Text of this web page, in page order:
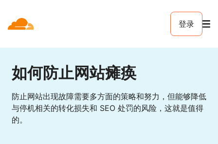
登录
如何防止网站瘫痪
防止网站出现故障需要多方面的策略和努力，但能够降低
与停机相关的转化损失和 SEO 处罚的风险，这就是值得
的。